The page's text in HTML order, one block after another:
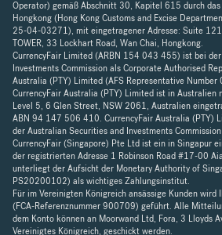
Operator) gemäß Abschnitt 30, Kapitel 615 durch
Hongkong (Hong Kong Customs and Excise
25-04-03271), mit eingetragener Adresse: Suite
TOWER, 33 Lockhart Road, Wan Chai, Hongkong.
CurrencyFair Limited (ARBN 154 043 455) ist bei
Investments Commission als Corporate Authorised
Australia (PTY) Limited (AFS Representative
CurrencyFair Australia (PTY) Limited ist in Australien
Level 5, 6 Glen Street, NSW 2061, Australien
ABN 94 147 506 410. CurrencyFair Australia (PTY)
der Australian Securities and Investments
CurrencyFair (Singapore) Pte Ltd ist ein in Singapur
der registrierten Adresse 1 Robinson Road #17-00
unterliegt der Aufsicht der Monetary Authority of
PS20200102) als wichtiges Zahlungsinstitut.
Für im Vereinigten Königreich ansässige Kunden wird
(FCA-Referenznummer 900709) geführt. Alle
dem Konto können an Moorwand Ltd, Fora, 3 Lloyds
Vereinigtes Königreich, geschickt werden.